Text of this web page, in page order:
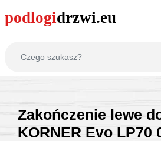
Zakończenie lewe
KORNER Evo LP70